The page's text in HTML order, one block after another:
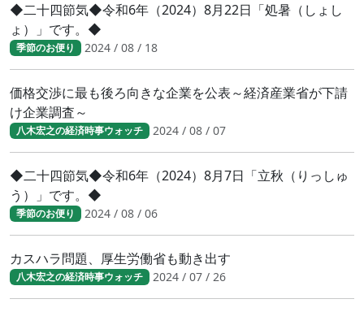
◆二十四節気◆令和6年（2024）8月22日「処暑（しょし
ょ）」です。◆
季節のお便り 2024 / 08 / 18
価格交渉に最も後ろ向きな企業を公表～経済産業省が下請
け企業調査～
八木宏之の経済時事ウォッチ 2024 / 08 / 07
◆二十四節気◆令和6年（2024）8月7日「立秋（りっしゅ
う）」です。◆
季節のお便り 2024 / 08 / 06
カスハラ問題、厚生労働省も動き出す
八木宏之の経済時事ウォッチ 2024 / 07 / 26